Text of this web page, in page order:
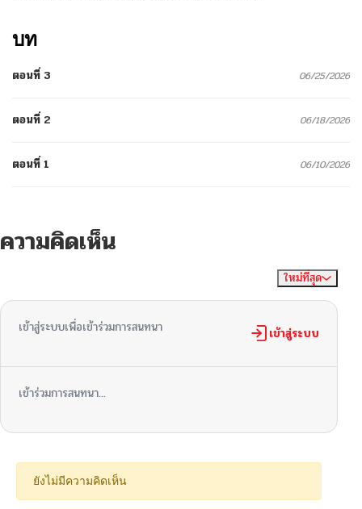
บท
ตอนที่ 3 06/25/2026
ตอนที่ 2 06/18/2026
ตอนที่ 1 06/10/2026
ความคิดเห็น
ใหม่ที่สุด
เข้าสู่ระบบเพื่อเข้าร่วมการสนทนา เข้าสู่ระบบ
เข้าร่วมการสนทนา...
ยังไม่มีความคิดเห็น